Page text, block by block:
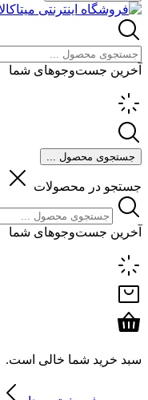
آخرین جست‌وجوهای شما
جستجوی محصول ...
جستجو در محصولات
آخرین جست‌وجوهای شما
سبد خرید شما خالی است.